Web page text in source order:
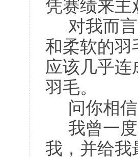
凭赛绩来主
对我而
和柔软的羽
应该几乎
羽毛。
问你相
我曾一
我，并给我